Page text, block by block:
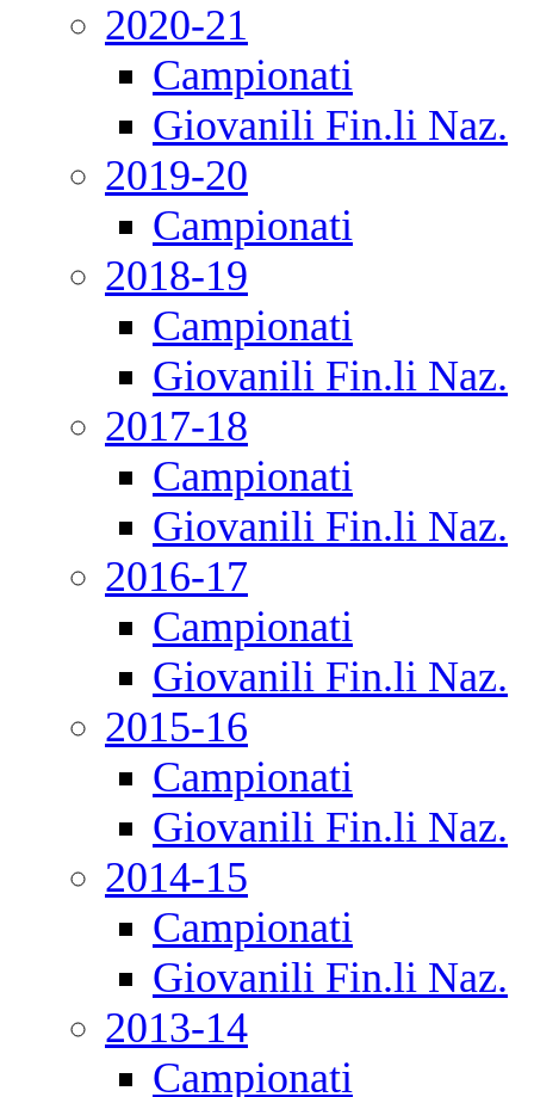
2020-21
Campionati
Giovanili Fin.li Naz.
2019-20
Campionati
2018-19
Campionati
Giovanili Fin.li Naz.
2017-18
Campionati
Giovanili Fin.li Naz.
2016-17
Campionati
Giovanili Fin.li Naz.
2015-16
Campionati
Giovanili Fin.li Naz.
2014-15
Campionati
Giovanili Fin.li Naz.
2013-14
Campionati